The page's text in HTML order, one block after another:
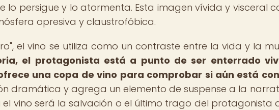
lo persigue y lo atormenta. Esta imagen vívida y visceral
opresiva y claustrofóbica.
el vino se utiliza como un contraste entre la vida y la
el protagonista está a punto de ser enterrado
una copa de vino para comprobar si aún está
dramática y agrega un elemento de suspense a la
vino será la salvación o el último trago del protagonista